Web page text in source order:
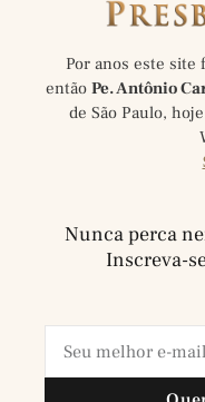
Por anos este
então Pe. Antônio
de São Paulo,
Nunca perca
Inscreva-